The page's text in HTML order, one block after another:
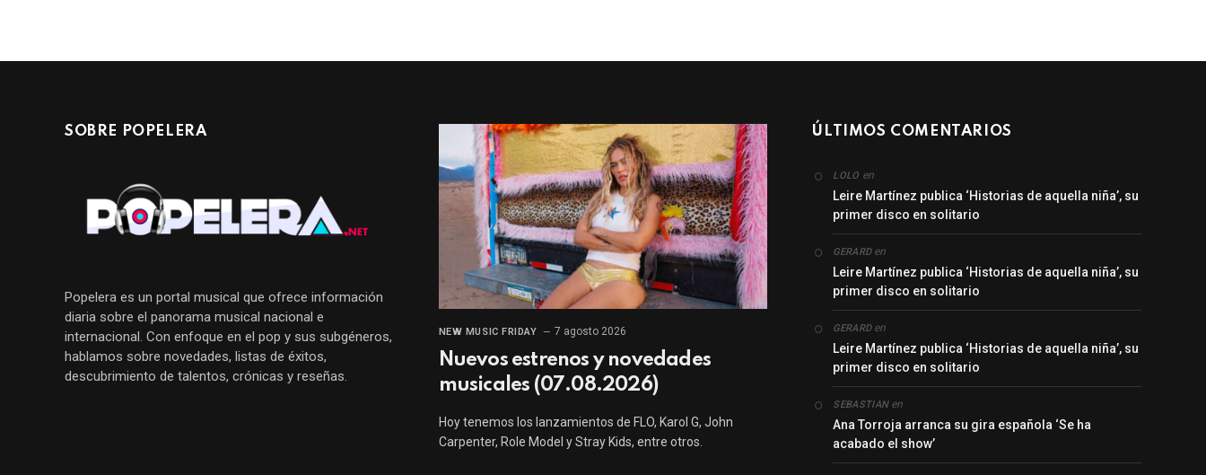
SOBRE POPELERA
Popelera es un portal musical que ofrece información
diaria sobre el panorama musical nacional e
internacional. Con enfoque en el pop y sus subgéneros,
hablamos sobre novedades, listas de éxitos,
descubrimiento de talentos, crónicas y reseñas.
NEW MUSIC FRIDAY 7 agosto 2026
Nuevos estrenos y novedades
musicales (07.08.2026)
Hoy tenemos los lanzamientos de FLO, Karol G, John
Carpenter, Role Model y Stray Kids, entre otros.
ÚLTIMOS COMENTARIOS
LOLO en
Leire Martínez publica ‘Historias de aquella niña’, su
primer disco en solitario
GERARDen
Leire Martínez publica ‘Historias de aquella niña’, su
primer disco en solitario
GERARDen
Leire Martínez publica ‘Historias de aquella niña’, su
primer disco en solitario
SEBASTIANen
Ana Torroja arranca su gira española ‘Se ha
acabado el show’